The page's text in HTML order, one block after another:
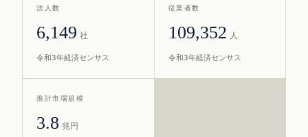
法人数
6,149 社
令和3年経済センサス
従業者数
109,352 人
令和3年経済センサス
推計市場規模
3.8 兆円